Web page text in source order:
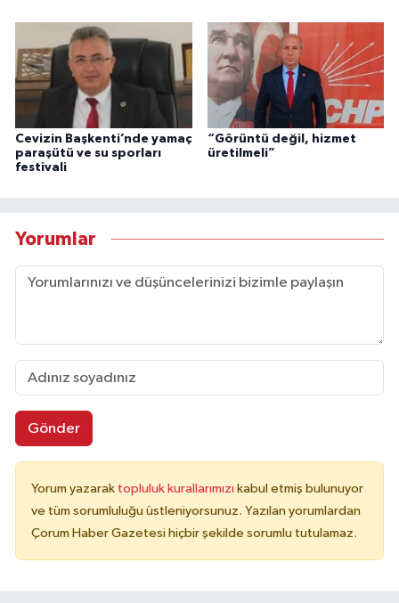
Cevizin Başkenti’nde yamaç
paraşütü ve su sporları
festivali
“Görüntü değil, hizmet
üretilmeli”
Yorumlar
Gönder
Yorum yazarak topluluk kurallarımızı kabul etmiş bulunuyor
ve tüm sorumluluğu üstleniyorsunuz. Yazılan yorumlardan
Çorum Haber Gazetesi hiçbir şekilde sorumlu tutulamaz.